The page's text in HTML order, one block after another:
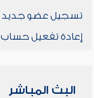
تسجيل عضو جديد
إعادة تفعيل حساب
البث المباشر